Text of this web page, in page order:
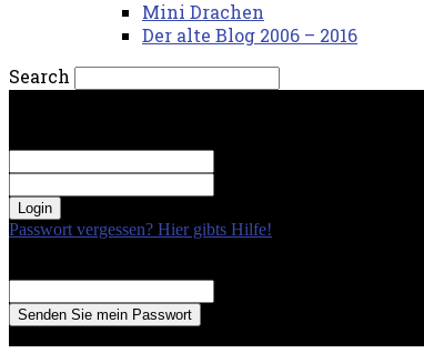
Mini Drachen
Der alte Blog 2006 – 2016
Search
Passwort vergessen? Hier gibts Hilfe!